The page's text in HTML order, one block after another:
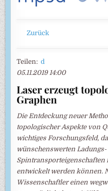
Zurück
Teilen:d
05.11.2019 14:00
Laser erzeugt
Graphen
Die Entdeckung neuer
topologischer Aspekte von
wichtiges Forschungsfeld,
wünschenswerten
entwickelt werden können.
Wissenschaftler einen